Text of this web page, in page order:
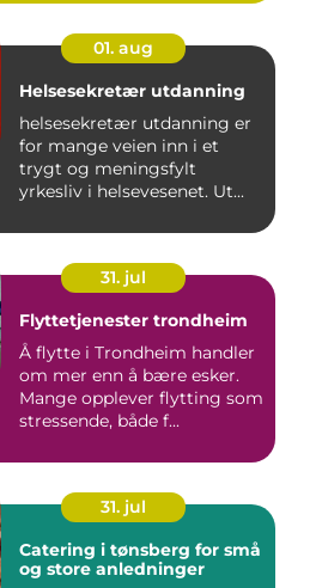
01. aug
Helsesekretær utdanning
helsesekretær utdanning er
for mange veien inn i et
trygt og meningsfylt
yrkesliv i helsevesenet. Ut...
31. jul
Flyttetjenester trondheim
Å flytte i Trondheim handler
om mer enn å bære esker.
Mange opplever flytting som
stressende, både f...
31. jul
Catering i tønsberg for små
og store anledninger